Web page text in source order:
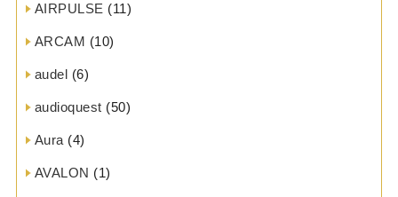
AIRPULSE (11)
ARCAM (10)
audel (6)
audioquest (50)
Aura (4)
AVALON (1)